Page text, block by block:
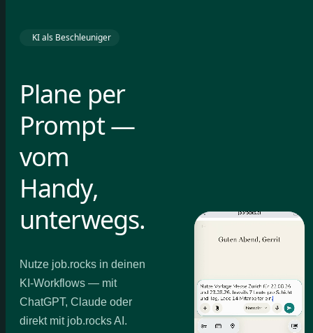
KI als Beschleuniger
Plane per
Prompt —
vom
Handy,
unterwegs.
Nutze job.rocks in deinen
KI-Workflows — mit
ChatGPT, Claude oder
direkt mit job.rocks AI.